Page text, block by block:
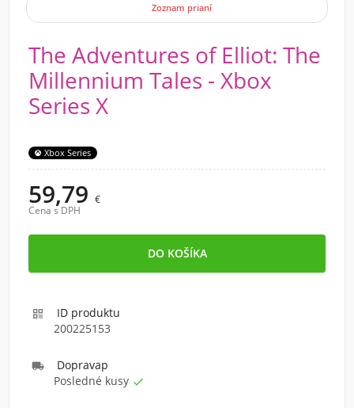
Zoznam prianí
The Adventures of Elliot: The
Millennium Tales - Xbox
Series X
Xbox Series
59,79 €
Cena s DPH

ID produktu
200225153
 Dopravap
Posledné kusy 